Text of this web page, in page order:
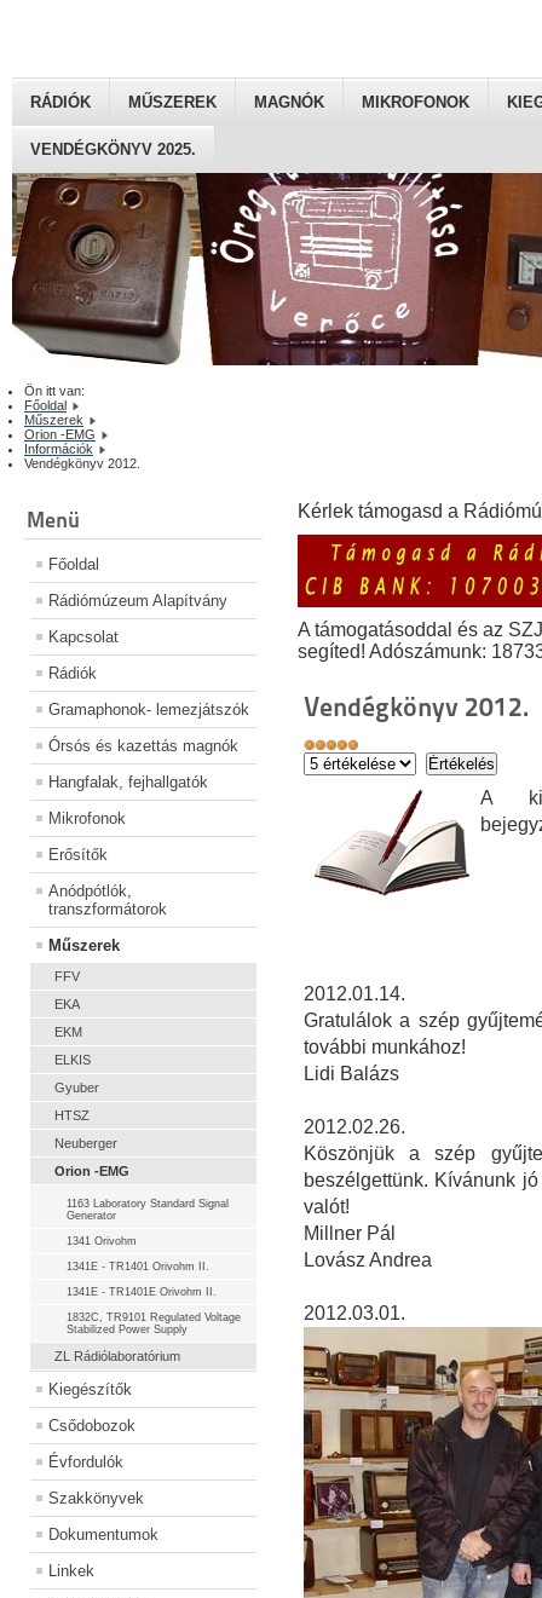
RÁDIÓK MŰSZEREK MAGNÓK MIKROFONOK
VENDÉGKÖNYV 2025.
Ön itt van:
Főoldal
Műszerek
Orion -EMG
Információk
Vendégkönyv 2012.
Menü
Főoldal
Rádiómúzeum Alapítvány
Kapcsolat
Rádiók
Gramaphonok- lemezjátszók
Órsós és kazettás magnók
Hangfalak, fejhallgatók
Mikrofonok
Erősítők
Anódpótlók,
transzformátorok
Műszerek
FFV
EKA
EKM
ELKIS
Gyuber
HTSZ
Neuberger
Orion -EMG
1163 Laboratory Standard Signal
Generator
1341 Orivohm
1341E - TR1401 Orivohm II.
1341E - TR1401E Orivohm II.
1832C, TR9101 Regulated Voltage
Stabilized Power Supply
ZL Rádiólaboratórium
Kiegészítők
Csődobozok
Évfordulók
Szakkönyvek
Dokumentumok
Linkek
Kérlek támogasd a
A támogatásoddal és az
segíted! Adószámunk:
Vendégkönyv 2012.
A
2012.01.14.
Gratulálok a szép
további munkához!
Lidi Balázs
2012.02.26.
Köszönjük a szép
beszélgettünk. Kívánunk
valót!
Millner Pál
Lovász Andrea
2012.03.01.